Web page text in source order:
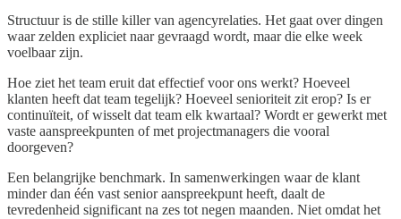
Structuur is de stille killer van agencyrelaties. Het gaat over dingen
waar zelden expliciet naar gevraagd wordt, maar die elke week
voelbaar zijn.
Hoe ziet het team eruit dat effectief voor ons werkt? Hoeveel
klanten heeft dat team tegelijk? Hoeveel senioriteit zit erop? Is er
continuïteit, of wisselt dat team elk kwartaal? Wordt er gewerkt met
vaste aanspreekpunten of met projectmanagers die vooral
doorgeven?
Een belangrijke benchmark. In samenwerkingen waar de klant
minder dan één vast senior aanspreekpunt heeft, daalt de
tevredenheid significant na zes tot negen maanden. Niet omdat het